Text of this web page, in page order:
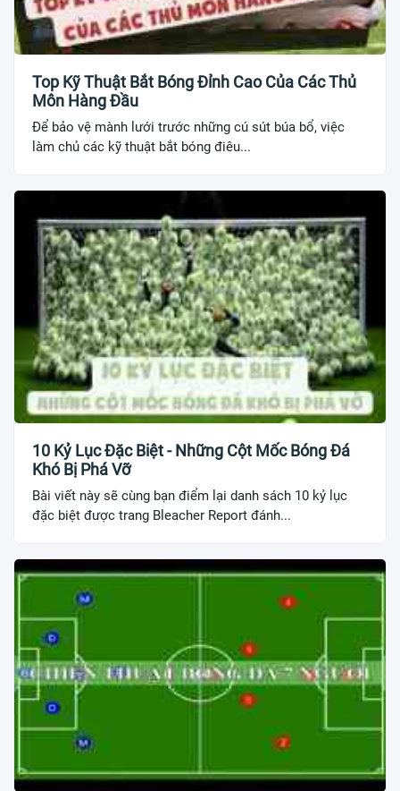
Top Kỹ Thuật Bắt Bóng Đỉnh Cao Của Các Thủ
Môn Hàng Đầu
Để bảo vệ mành lưới trước những cú sút búa bổ, việc
làm chủ các kỹ thuật bắt bóng điêu...
10 Kỷ Lục Đặc Biệt - Những Cột Mốc Bóng Đá
Khó Bị Phá Vỡ
Bài viết này sẽ cùng bạn điểm lại danh sách 10 kỷ lục
đặc biệt được trang Bleacher Report đánh...